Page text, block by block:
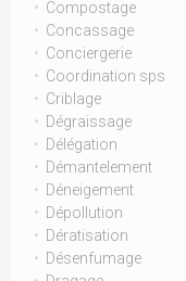
Compostage
Concassage
Conciergerie
Coordination sps
Criblage
Dégraissage
Délégation
Démantelement
Déneigement
Dépollution
Dératisation
Désenfumage